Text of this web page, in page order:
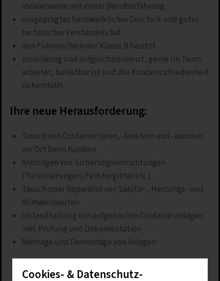
idealerweise mit erster Berufserfahrung.
ausgeprägtes handwerkliches Geschick und gutes
technisches Verständnis hat.
den Führerschein der Klasse B besitzt.
zuverlässig und aufgeschlossen ist, gerne im Team
arbeitet, belastbar ist und die Kundenzufriedenheit
sicherstellt.
Ihre neue Herausforderung:
Tausch von Containertüren, -fenstern und -wänden
vor Ort beim Kunden
Anbringen von Sicherungseinrichtungen
(Türsicherungen, Fenstergitter etc.)
Tausch oder Reparatur von Sanitär-, Heizungs- und
Klimaeinbauten
Instandhaltung von aufgebauten Containeranlagen
inkl. Prüfung und Dokumentation
Montage und Demontage von Anlagen
Cookies- & Datenschutz-